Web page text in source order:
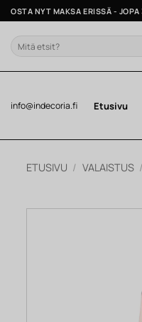
Skip
to
content
OSTA NYT MAKSA ERISSÄ -
Etsi:
info@indecoria.fi Etusivu
ETUSIVU / VALAISTUS /